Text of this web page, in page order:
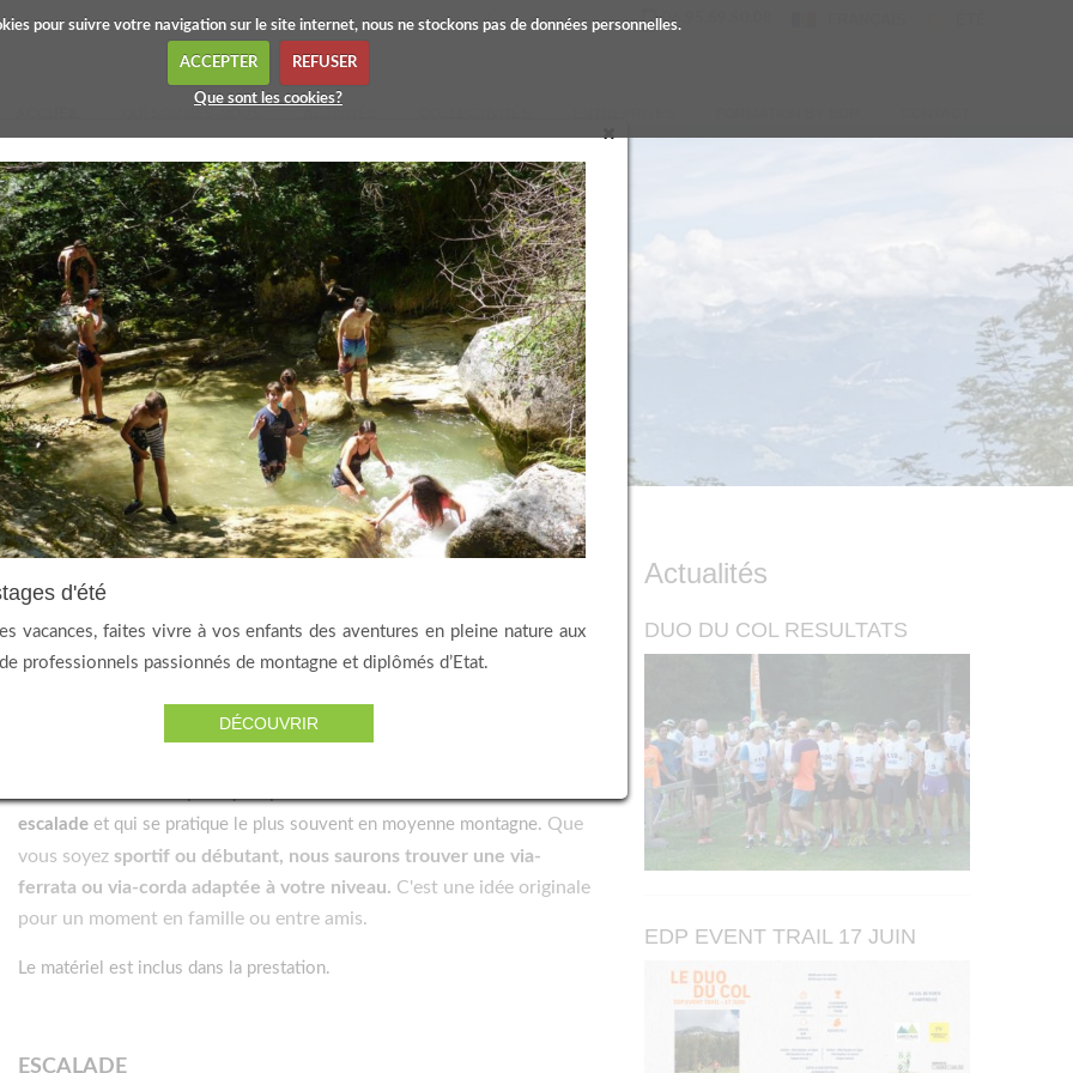
pour suivre votre navigation sur le site internet, nous ne stockons pas de données personnelles.
ACCEPTER REFUSER
Que sont les cookies?
d'été
vacances, faites vivre à vos enfants des aventures en pleine nature aux
professionnels passionnés de montagne et diplômés d’Etat.
DÉCOUVRIR
06.95.69.50.08
Escalade & Via ferrata
VIA FERRATA / VIA CORDA
escalade et qui se pratique le plus souvent en moyenne montagne. Que
vous soyez sportif ou débutant, nous saurons trouver une via-
ferrata ou via-corda adaptée à votre niveau. C'est une idée originale
pour un moment en famille ou entre amis.
Le matériel est inclus dans la prestation.
ESCALADE
Actualités
DUO DU COL RESULTATS
EDP EVENT TRAIL 17 JUIN